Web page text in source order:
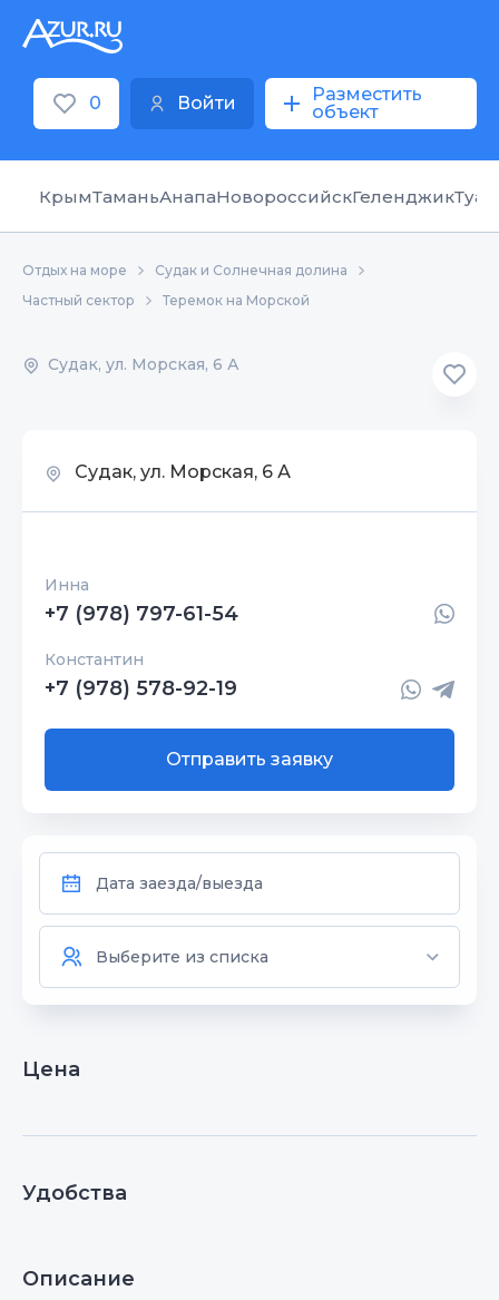
0 Войти
Разместить
объект
КрымТаманьАнапаНовороссийскГеленджик
Отдых на море
Судак и Солнечная долина
Частный сектор
Теремок на Морской
Судак, ул. Морская, 6 А
Судак, ул. Морская, 6 А
Инна
+7 (978) 797-61-54
Константин
+7 (978) 578-92-19
Отправить заявку
Цена
Удобства
Описание